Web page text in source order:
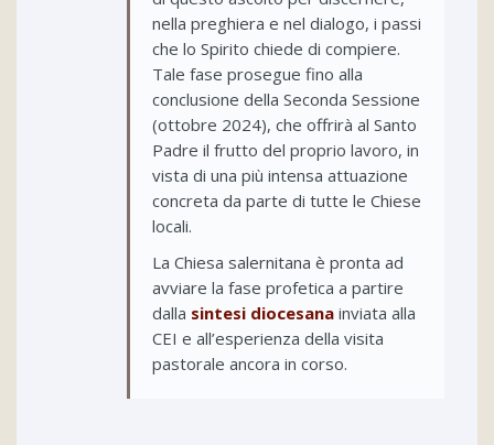
nella preghiera e nel dialogo, i passi
che lo Spirito chiede di compiere.
Tale fase prosegue fino alla
conclusione della Seconda Sessione
(ottobre 2024), che offrirà al Santo
Padre il frutto del proprio lavoro, in
vista di una più intensa attuazione
concreta da parte di tutte le Chiese
locali.
La Chiesa salernitana è pronta ad
avviare la fase profetica a partire
dalla sintesi diocesana inviata alla
CEI e all’esperienza della visita
pastorale ancora in corso.